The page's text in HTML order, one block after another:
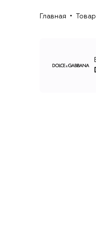
Главная